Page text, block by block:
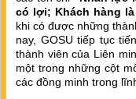
có lợi; Khách hàng
khi có được những
nay, GOSU tiếp tục
thành viên của Liên
một trong những cột
các đồng minh trong